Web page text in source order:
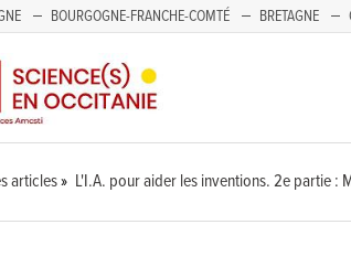
BOURGOGNE-FRANCHE-COMTÉ BRETAGNE
articles L'I.A. pour aider les inventions. 2e partie :